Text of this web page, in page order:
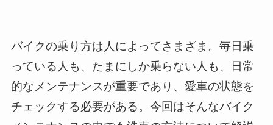
バイクの乗り方は人によってさまざま。毎日乗
っている人も、たまにしか乗らない人も、日常
的なメンテナンスが重要であり、愛車の状態を
チェックする必要がある。今回はそんなバイク